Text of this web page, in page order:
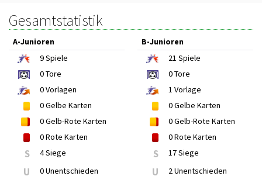
Gesamtstatistik
A-Junioren
9Spiele
0Tore
0Vorlagen
0Gelbe Karten
0Gelb-Rote Karten
0Rote Karten
S 4 Siege
U 0 Unentschieden
B-Junioren
21 Spiele
0Tore
1 Vorlage
0Gelbe Karten
0Gelb-Rote Karten
0Rote Karten
S 17 Siege
U 2 Unentschieden